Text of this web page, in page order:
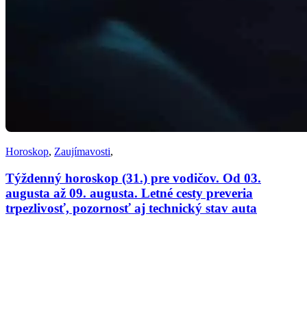
Horoskop, Zaujímavosti,
Týždenný horoskop (31.) pre vodičov. Od 03.
augusta až 09. augusta. Letné cesty preveria
trpezlivosť, pozornosť aj technický stav auta